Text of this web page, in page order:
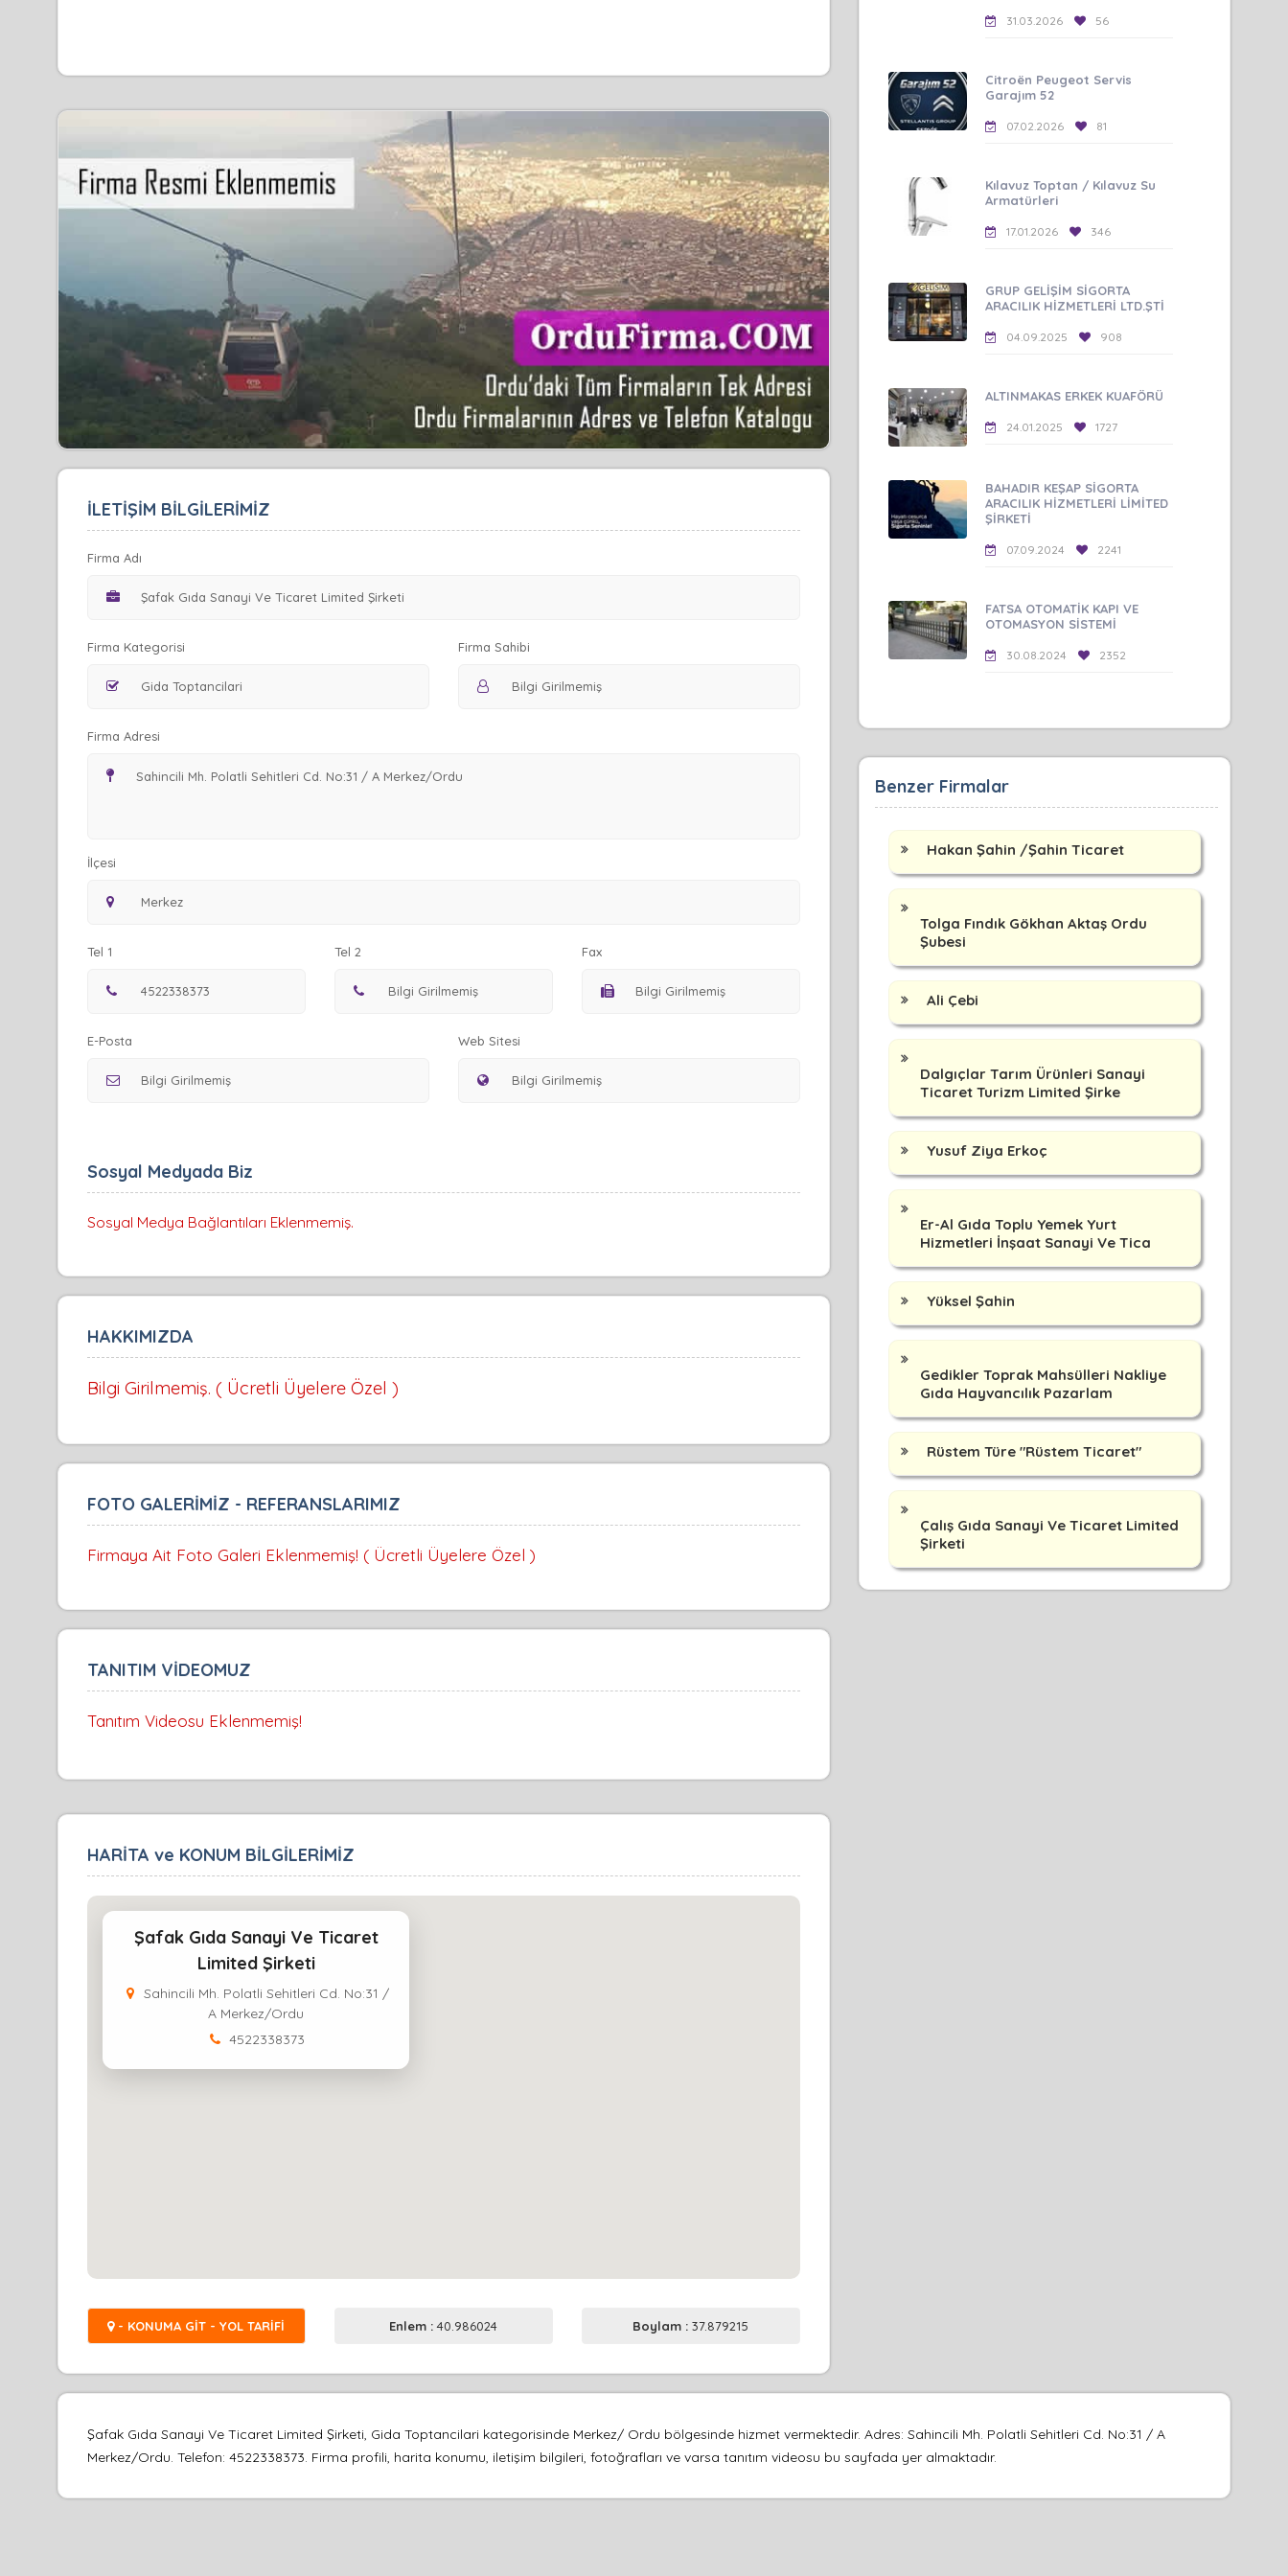
İLETİŞİM BİLGİLERİMİZ
Firma Adı
Firma Kategorisi Firma Sahibi
Firma Adresi
İlçesi
Tel 1 Tel 2 Fax
E-Posta Web Sitesi
Sosyal Medyada Biz
Sosyal Medya Bağlantıları Eklenmemiş.
HAKKIMIZDA
Bilgi Girilmemiş. ( Ücretli Üyelere Özel )
FOTO GALERİMİZ - REFERANSLARIMIZ
Firmaya Ait Foto Galeri Eklenmemiş! ( Ücretli Üyelere Özel )
TANITIM VİDEOMUZ
Tanıtım Videosu Eklenmemiş!
HARİTA ve KONUM BİLGİLERİMİZ
Şafak Gıda Sanayi Ve Ticaret
Limited Şirketi
Sahincili Mh. Polatli Sehitleri Cd. No:31 /
A Merkez/Ordu
4522338373
- KONUMA GİT - YOL TARİFİ Enlem :40.986024 Boylam :37.879215
31.03.2026 56
Citroën Peugeot Servis
Garajım 52
07.02.2026 81
Kılavuz Toptan / Kılavuz Su
Armatürleri
17.01.2026 346
GRUP GELİŞİM SİGORTA
ARACILIK HİZMETLERİ LTD.ŞTİ
04.09.2025 908
ALTINMAKAS ERKEK KUAFÖRÜ
24.01.2025 1727
BAHADIR KEŞAP SİGORTA
ARACILIK HİZMETLERİ LİMİTED
ŞİRKETİ
07.09.2024 2241
FATSA OTOMATİK KAPI VE
OTOMASYON SİSTEMİ
30.08.2024 2352
Benzer Firmalar
Hakan Şahin /Şahin Ticaret
Tolga Fındık Gökhan Aktaş Ordu
Şubesi
Ali Çebi
Dalgıçlar Tarım Ürünleri Sanayi
Ticaret Turizm Limited Şirke
Yusuf Ziya Erkoç
Er-Al Gıda Toplu Yemek Yurt
Hizmetleri İnşaat Sanayi Ve Tica
Yüksel Şahin
Gedikler Toprak Mahsülleri Nakliye
Gıda Hayvancılık Pazarlam
Rüstem Türe "Rüstem Ticaret"
Çalış Gıda Sanayi Ve Ticaret Limited
Şirketi
Şafak Gıda Sanayi Ve Ticaret Limited Şirketi, Gida Toptancilari kategorisinde Merkez/ Ordu bölgesinde hizmet vermektedir. Adres: Sahincili Mh. Polatli Sehitleri Cd. No:31 / A
Merkez/Ordu. Telefon: 4522338373. Firma profili, harita konumu, iletişim bilgileri, fotoğrafları ve varsa tanıtım videosu bu sayfada yer almaktadır.